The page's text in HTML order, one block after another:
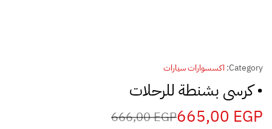
Category: اكسسوارات سيارات
• كرسى بشنطة للرحلات
666,00EGP665,00 EGP